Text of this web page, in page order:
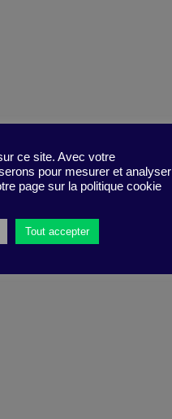
ce site. Avec votre
pour mesurer et analyser
page sur la politique cookie
Tout accepter